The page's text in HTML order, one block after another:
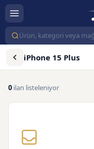
iPhone 15 Plus
0 ilan listeleniyor